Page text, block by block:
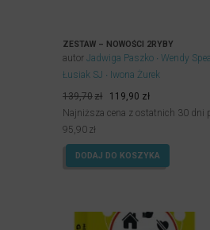
ZESTAW – NOWOŚCI 2RYBY
autor Jadwiga Paszko Wendy
Łusiak SJ
Iwona Żurek
139,70zł
Pierwotna
cena
139,70zł.
119,90 złAktualna
cena
119,90zł.
Najniższa cena z ostatnich 30 dni
95,90 zł
DODAJ DO KOSZYKA